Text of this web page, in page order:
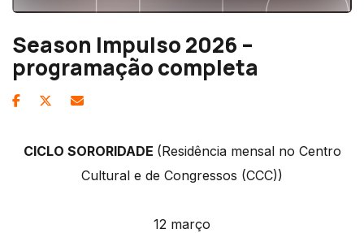
Season Impulso 2026 –
programação completa
CICLO SORORIDADE (Residência mensal no Centro
Cultural e de Congressos (CCC))
12 março